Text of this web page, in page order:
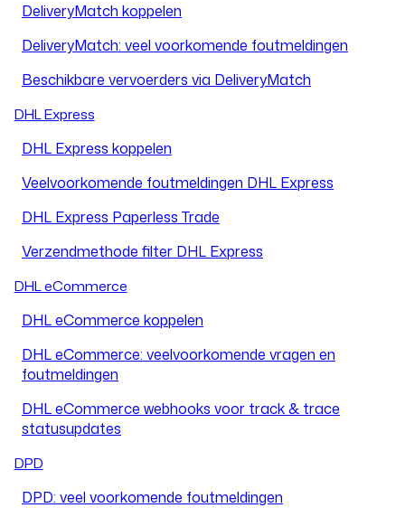
DeliveryMatch koppelen
DeliveryMatch: veel voorkomende foutmeldingen
Beschikbare vervoerders via DeliveryMatch
DHL Express
DHL Express koppelen
Veelvoorkomende foutmeldingen DHL Express
DHL Express Paperless Trade
Verzendmethode filter DHL Express
DHL eCommerce
DHL eCommerce koppelen
DHL eCommerce: veelvoorkomende vragen en
foutmeldingen
DHL eCommerce webhooks voor track & trace
statusupdates
DPD
DPD: veel voorkomende foutmeldingen